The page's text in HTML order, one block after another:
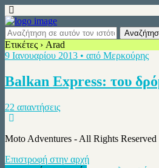
Ετικέτες › Arad
9 Ιανουαρίου 2013 • από Μερκούρης
Balkan Express: του
22 απαντήσεις
Moto Adventures - All Rights Reserved
Επιστροφή στην αρχή